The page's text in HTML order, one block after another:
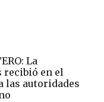
La
recibió en el
las autoridades